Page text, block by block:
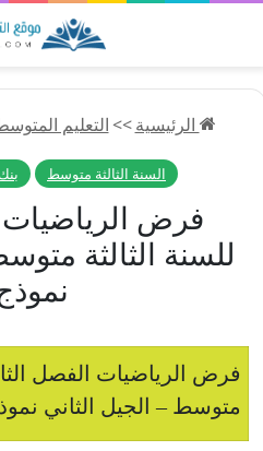
الرئيسية >>التعليم
السنة الثالثة متوسط
فرض الرياضيات
للسنة الثالثة
نموذج
فرض الرياضيات الفصل
متوسط – الجيل الثاني